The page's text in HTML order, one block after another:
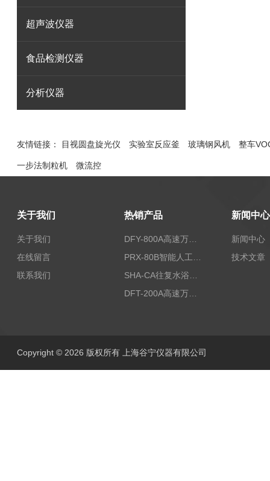
超声波仪器
食品检测仪器
分析仪器
友情链接： 目视圆盘旋光仪 实验室反应釜 玻璃钢风机 整车
一步法制粒机 微流控
关于我们
关于我们
在线留言
联系我们
热销产品 新闻中心
新闻中心
技术文章
Copyright © 2026 版权所有 上海谷宁仪器有限公司